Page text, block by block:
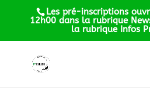
Les pré-inscriptions
12h00 dans la rubrique
la rubrique Infos